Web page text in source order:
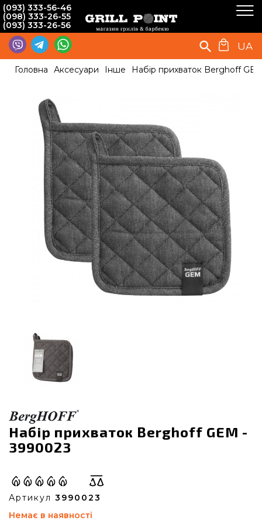
(093) 333-56-46
(098) 333-26-55
(093) 333-26-56
UA
Головна Аксесуари Інше Набір прихваток Berghoff
Набір прихваток Berghoff GEM -
3990023
Артикул 3990023
Немає в наявності